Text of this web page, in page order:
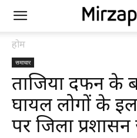
होम
समाचार
ताजिया दफन के
घायल लोगों के
पर जिला प्रशासन